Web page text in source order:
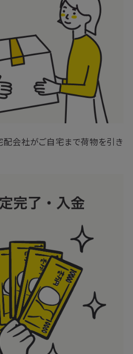
会社がご自宅まで荷物を引き